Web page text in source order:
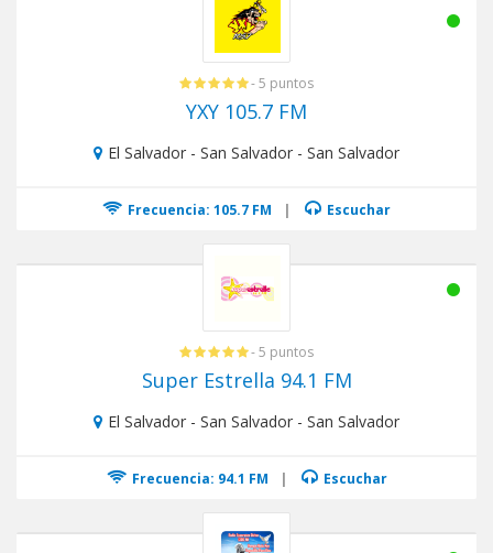
- 5 puntos
YXY 105.7 FM
El Salvador - San Salvador - San Salvador
Frecuencia: 105.7 FM | Escuchar
- 5 puntos
Super Estrella 94.1 FM
El Salvador - San Salvador - San Salvador
Frecuencia: 94.1 FM | Escuchar